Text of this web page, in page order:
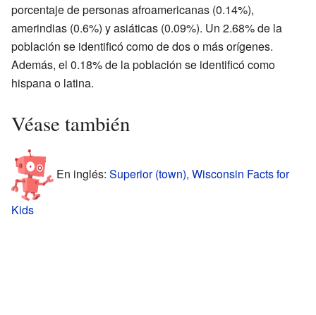
porcentaje de personas afroamericanas (0.14%),
amerindias (0.6%) y asiáticas (0.09%). Un 2.68% de la
población se identificó como de dos o más orígenes.
Además, el 0.18% de la población se identificó como
hispana o latina.
Véase también
En inglés: Superior (town), Wisconsin Facts for
Kids